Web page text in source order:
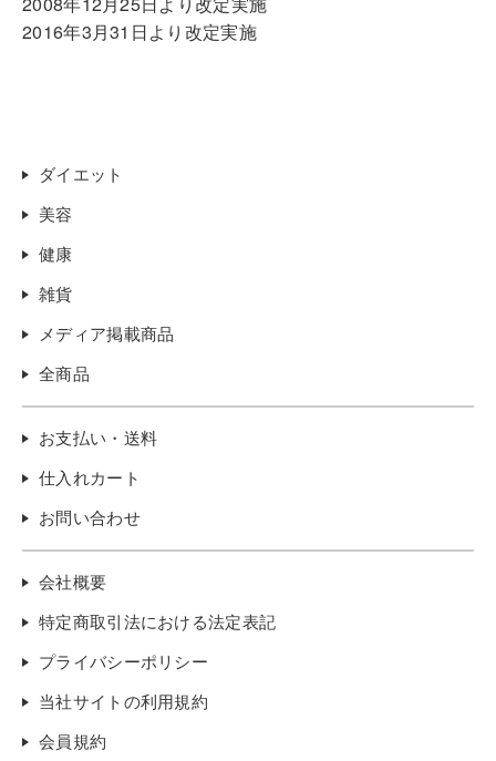
2016年3月31日より改定実施
ダイエット
美容
健康
雑貨
メディア掲載商品
全商品
お支払い・送料
仕入れカート
お問い合わせ
会社概要
特定商取引法における法定表記
プライバシーポリシー
当社サイトの利用規約
会員規約